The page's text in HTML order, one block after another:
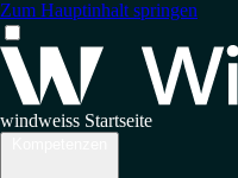
Zum Hauptinhalt springen
windweiss Startseite